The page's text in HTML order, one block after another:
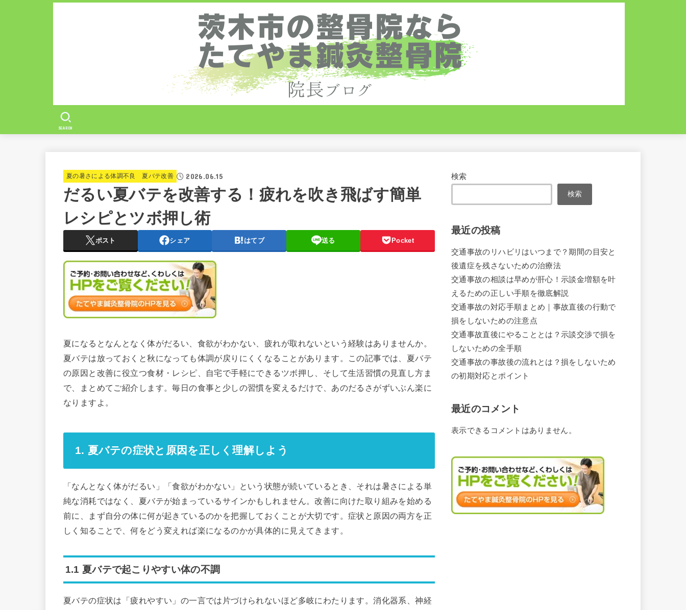
SEARCH
夏の暑さによる体調不良 夏バテ改善 2026.06.15
だるい夏バテを改善する！疲れを吹き飛ばす簡単
レシピとツボ押し術
ポスト シェア はてブ 送る Pocket
夏になるとなんとなく体がだるい、食欲がわかない、疲れが取れないという経験はありませんか。
夏バテは放っておくと秋になっても体調が戻りにくくなることがあります。この記事では、夏バテ
の原因と改善に役立つ食材・レシピ、自宅で手軽にできるツボ押し、そして生活習慣の見直し方ま
で、まとめてご紹介します。毎日の食事と少しの習慣を変えるだけで、あのだるさがずいぶん楽に
なりますよ。
1. 夏バテの症状と原因を正しく理解しよう
「なんとなく体がだるい」「食欲がわかない」という状態が続いているとき、それは暑さによる単
純な消耗ではなく、夏バテが始まっているサインかもしれません。改善に向けた取り組みを始める
前に、まず自分の体に何が起きているのかを把握しておくことが大切です。症状と原因の両方を正
しく知ることで、何をどう変えれば楽になるのかが具体的に見えてきます。
1.1 夏バテで起こりやすい体の不調
夏バテの症状は「疲れやすい」の一言では片づけられないほど多岐にわたります。消化器系、神経
検索
検索
最近の投稿
交通事故のリハビリはいつまで？期間の目安と
後遺症を残さないための治療法
交通事故の相談は早めが肝心！示談金増額を叶
えるための正しい手順を徹底解説
交通事故の対応手順まとめ｜事故直後の行動で
損をしないための注意点
交通事故直後にやることとは？示談交渉で損を
しないための全手順
交通事故の事故後の流れとは？損をしないため
の初期対応とポイント
最近のコメント
表示できるコメントはありません。